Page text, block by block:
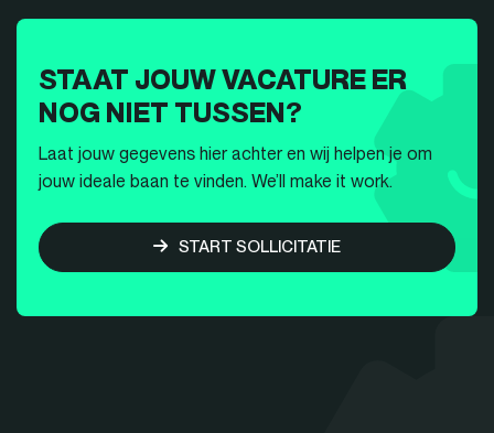
STAAT JOUW VACATURE ER
NOG NIET TUSSEN?
Laat jouw gegevens hier achter en wij helpen je om
jouw ideale baan te vinden. We’ll make it work.
START SOLLICITATIE